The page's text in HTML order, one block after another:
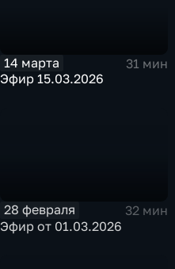
14 марта
31 мин
Эфир 15.03.2026
28 февраля
32 мин
Эфир от 01.03.2026